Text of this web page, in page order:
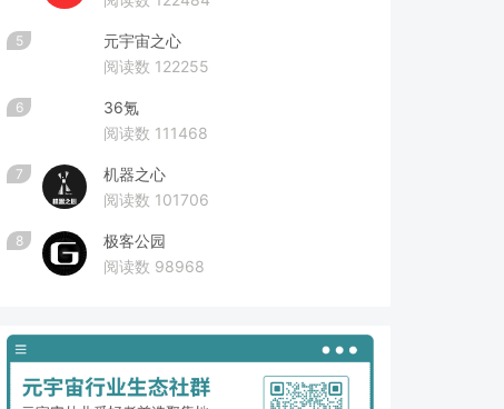
5
元宇宙之心
阅读数 122255
6
36氪
阅读数 111468
7
机器之心
阅读数 101706
8
极客公园
阅读数 98968